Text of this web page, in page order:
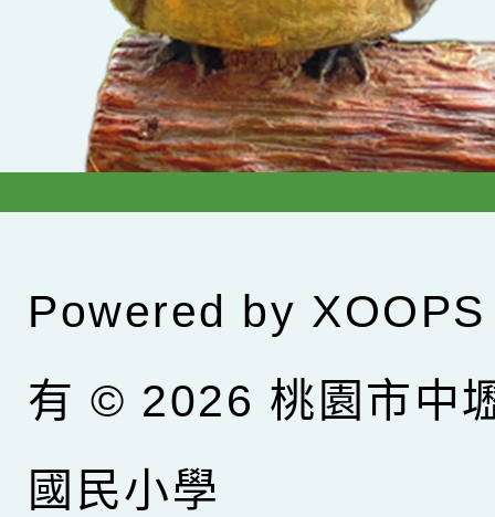
Powered by XOOPS
有 © 2026 桃園市中
國民小學